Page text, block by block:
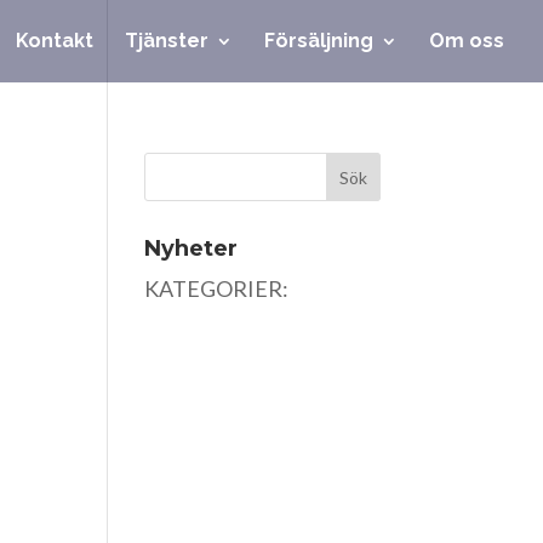
Kontakt Tjänster Försäljning Om oss
Nyheter
KATEGORIER: